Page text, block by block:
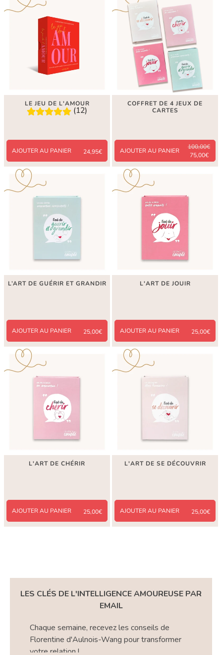
LE JEU DE L'AMOUR
(12)
AJOUTER AU PANIER 24,95€
COFFRET DE 4 JEUX DE
CARTES
AJOUTER AU PANIER
100,00€
75,00€
L’ART DE GUÉRIR ET GRANDIR
AJOUTER AU PANIER 25,00€
L'ART DE JOUIR
AJOUTER AU PANIER 25,00€
L'ART DE CHÉRIR
AJOUTER AU PANIER 25,00€
L'ART DE SE DÉCOUVRIR
AJOUTER AU PANIER 25,00€